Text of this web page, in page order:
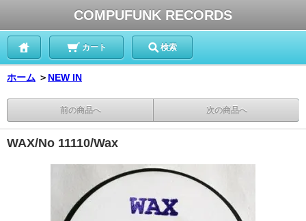
COMPUFUNK RECORDS
カート 検索
ホーム ＞ NEW IN
前の商品へ 次の商品へ
WAX/No 11110/Wax